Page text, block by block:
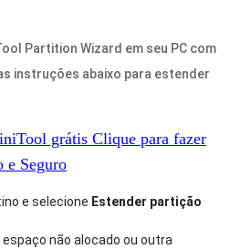
Partition Wizard em seu PC com
instruções abaixo para estender
grátis Clique para fazer
e Seguro
e selecione Estender partição
não alocado ou outra